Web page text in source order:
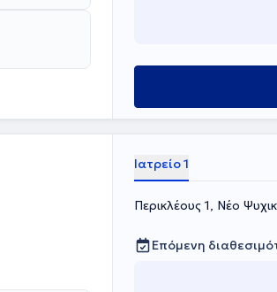
πλήθος
φίμωση
Ιατρείο 1
Περικλέους 1, Νέο
Επόμενη